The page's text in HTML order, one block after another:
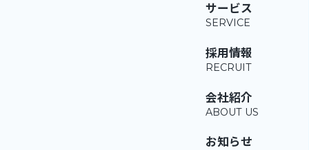
サービス
採用情報
会社紹介
お知らせ